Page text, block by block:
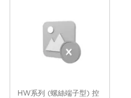
HW系列 (螺絲端子型) 控